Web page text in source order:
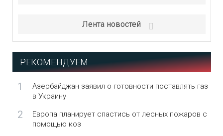
Лента новостей
РЕКОМЕНДУЕМ
1
Азербайджан заявил о готовности поставлять газ
в Украину
2
Европа планирует спастись от лесных пожаров с
помощью коз